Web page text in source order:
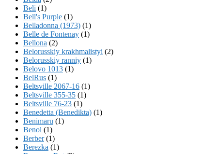
Beli (1)
Bell's Purple (1)
Belladonna (1973) (1)
Belle de Fontenay (1)
Bellona (2)
Belorusskiy krakhmalistyi (2)
Belorusskiy ranniy (1)
Belovo 1013 (1)
BelRus (1)
Beltsville 2067-16 (1)
Beltsville 355-35 (1)
Beltsville 76-23 (1)
Benedetta (Benedikta) (1)
Benimaru (1)
Benol (1)
Berber(1)
Berezka (1)